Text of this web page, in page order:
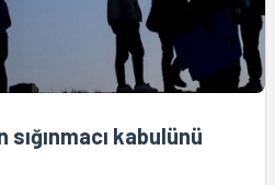
sığınmacı kabulünü